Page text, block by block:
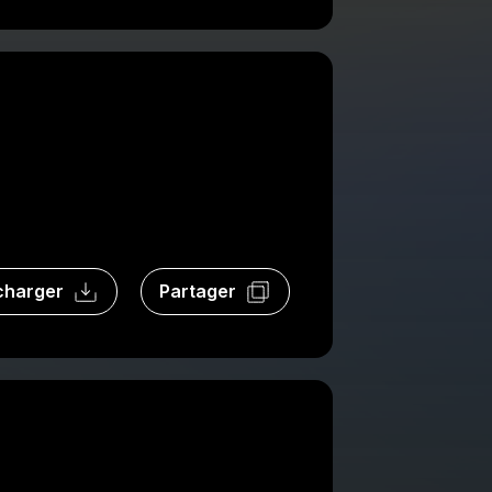
Partager